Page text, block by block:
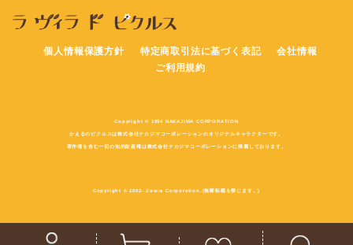
個人情報保護方針 特定商取引法に基づく表記
会社情報
ご利用規約
Copyright © 1994 NAKAJIMA CORPORATION
かえるのピクルスは株式会社ナカジマコーポレーションのオリジナルキャラクターです。
著作権を含む一切の知的財産権は株式会社ナカジマコーポレーションに帰属しております。
Copyright © 2002- Zowie Corporation.(無断転載を禁じます。)